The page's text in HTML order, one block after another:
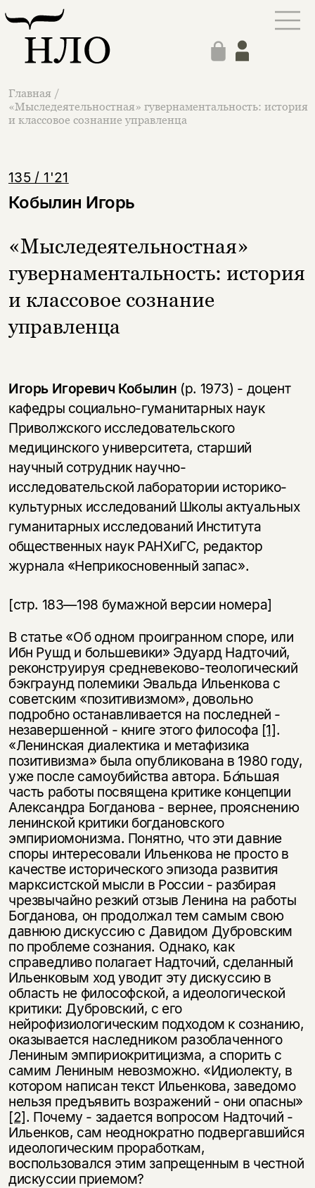
Главная /
«Мыследеятельностная» гувернаментальность: история
и классовое сознание управленца
135 / 1'21
Кобылин Игорь
«Мыследеятельностная»
гувернаментальность: история
и классовое сознание
управленца
Игорь Игоревич Кобылин (р. 1973) - доцент
кафедры социально-гуманитарных наук
Приволжского исследовательского
медицинского университета, старший
научный сотрудник научно-
исследовательской лаборатории историко-
культурных исследований Школы актуальных
гуманитарных исследований Института
общественных наук РАНХиГС, редактор
журнала «Неприкосновенный запас».
[стр. 183—198 бумажной версии номера]
В статье «Об одном проигранном споре, или
Ибн Рушд и большевики» Эдуард Надточий,
реконструируя средневеково-теологический
бэкграунд полемики Эвальда Ильенкова с
советским «позитивизмом», довольно
подробно останавливается на последней -
незавершенной - книге этого философа [1].
«Ленинская диалектика и метафизика
позитивизма» была опубликована в 1980 году,
уже после самоубийства автора. Бóльшая
часть работы посвящена критике концепции
Александра Богданова - вернее, прояснению
ленинской критики богдановского
эмпириомонизма. Понятно, что эти давние
споры интересовали Ильенкова не просто в
качестве исторического эпизода развития
марксистской мысли в России - разбирая
чрезвычайно резкий отзыв Ленина на работы
Богданова, он продолжал тем самым свою
давнюю дискуссию с Давидом Дубровским
по проблеме сознания. Однако, как
справедливо полагает Надточий, сделанный
Ильенковым ход уводит эту дискуссию в
область не философской, а идеологической
критики: Дубровский, с его
нейрофизиологическим подходом к сознанию,
оказывается наследником разоблаченного
Лениным эмпириокритицизма, а спорить с
самим Лениным невозможно. «Идиолекту, в
котором написан текст Ильенкова, заведомо
нельзя предъявить возражений - они опасны»
[2]. Почему - задается вопросом Надточий -
Ильенков, сам неоднократно подвергавшийся
идеологическим проработкам,
воспользовался этим запрещенным в честной
дискуссии приемом?